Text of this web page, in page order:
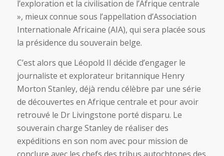
l’exploration et la civilisation de l’Afrique centrale
», mieux connue sous l’appellation d’Association
Internationale Africaine (AIA), qui sera placée sous
la présidence du souverain belge.
C’est alors que Léopold II décide d’engager le
journaliste et explorateur britannique Henry
Morton Stanley, déjà rendu célèbre par une série
de découvertes en Afrique centrale et pour avoir
retrouvé le Dr Livingstone porté disparu. Le
souverain charge Stanley de réaliser des
expéditions en son nom avec pour mission de